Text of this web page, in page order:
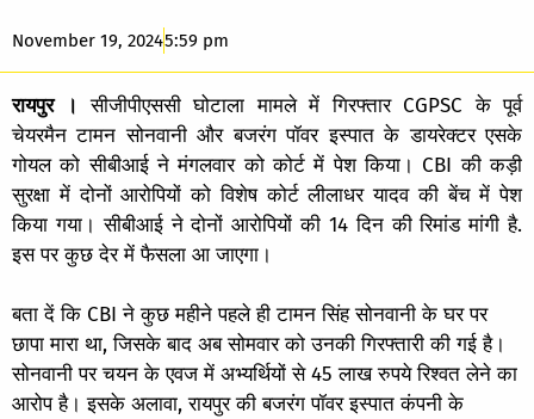
November 19, 20245:59 pm
रायपुर । सीजीपीएससी घोटाला मामले में गिरफ्तार CGPSC के पूर्व
चेयरमैन टामन सोनवानी और बजरंग पॉवर इस्पात के डायरेक्टर एसके
गोयल को सीबीआई ने मंगलवार को कोर्ट में पेश किया। CBI की कड़ी
सुरक्षा में दोनों आरोपियों को विशेष कोर्ट लीलाधर यादव की बेंच में पेश
किया गया। सीबीआई ने दोनों आरोपियों की 14 दिन की रिमांड मांगी है.
इस पर कुछ देर में फैसला आ जाएगा।
बता दें कि CBI ने कुछ महीने पहले ही टामन सिंह सोनवानी के घर पर
छापा मारा था, जिसके बाद अब सोमवार को उनकी गिरफ्तारी की गई है।
सोनवानी पर चयन के एवज में अभ्यर्थियों से 45 लाख रुपये रिश्वत लेने का
आरोप है। इसके अलावा, रायपुर की बजरंग पॉवर इस्पात कंपनी के